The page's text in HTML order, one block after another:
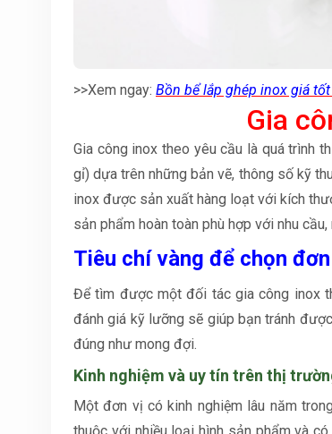
>>Xem ngay: Bồn bể lắp ghép inox giá
Gia
Gia công inox theo yêu cầu là quá trình
gỉ) dựa trên những bản vẽ, thông số kỹ
inox được sản xuất hàng loạt với kích
sản phẩm hoàn toàn phù hợp với nhu
Tiêu chí vàng để chọn
Để tìm được một đối tác gia công inox
đánh giá kỹ lưỡng sẽ giúp bạn tránh
đúng như mong đợi.
Kinh nghiệm và uy tín trên thị
Một đơn vị có kinh nghiệm lâu năm
thuộc với nhiều loại hình sản phẩm và